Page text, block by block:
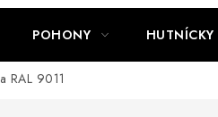
POHONY
RAL 9011